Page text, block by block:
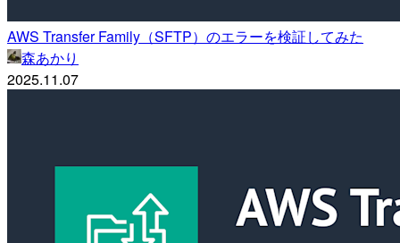
AWS Transfer Family（SFTP）のエラーを検証してみた
森あかり
2025.11.07